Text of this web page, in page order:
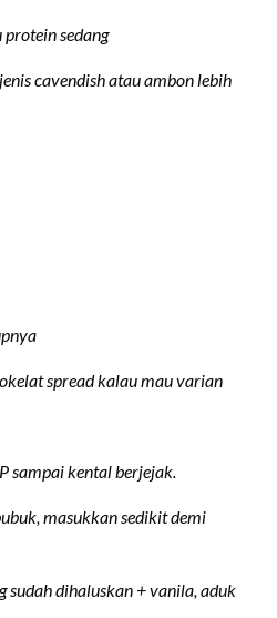
sedang
cavendish atau ambon lebih
spread kalau mau varian
sampai kental berjejak.
masukkan sedikit demi
sudah dihaluskan + vanila, aduk